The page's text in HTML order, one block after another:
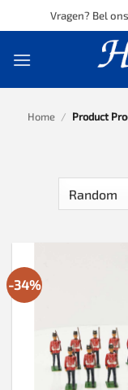
to
Vragen? Bel
Home / Product
-34%